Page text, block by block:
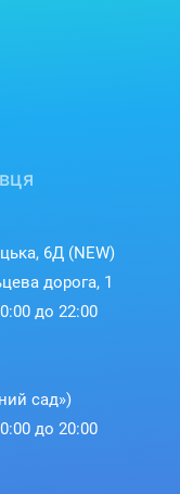
6Д (NEW)
дорога, 1
до 22:00
сад»)
до 20:00